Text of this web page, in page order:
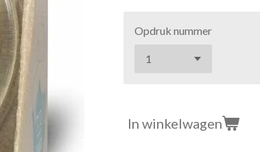
Opdruk nummer
In winkelwagen